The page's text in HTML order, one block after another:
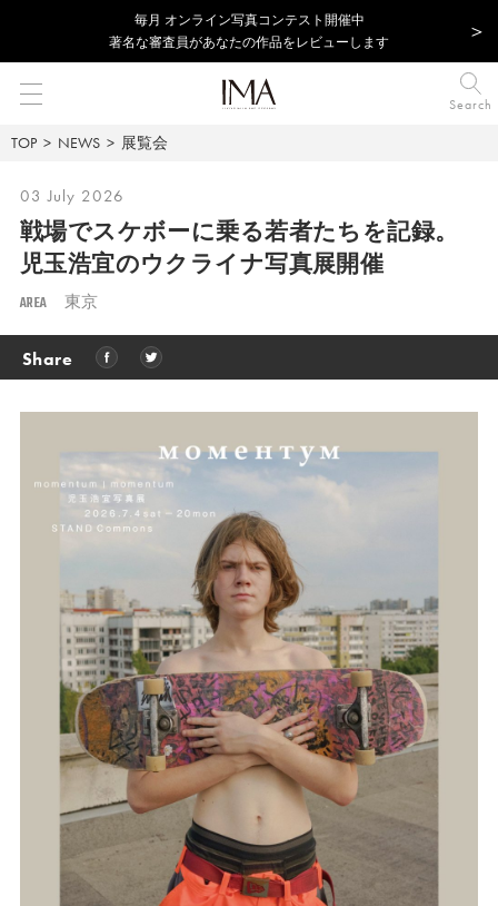
毎⽉ オンライン写真コンテスト開催中
著名な審査員があなたの作品をレビューします
Search
TOP NEWS 展覧会
03 July 2026
戦場でスケボーに乗る若者たちを記録。
児玉浩宜のウクライナ写真展開催
AREA 東京
Share